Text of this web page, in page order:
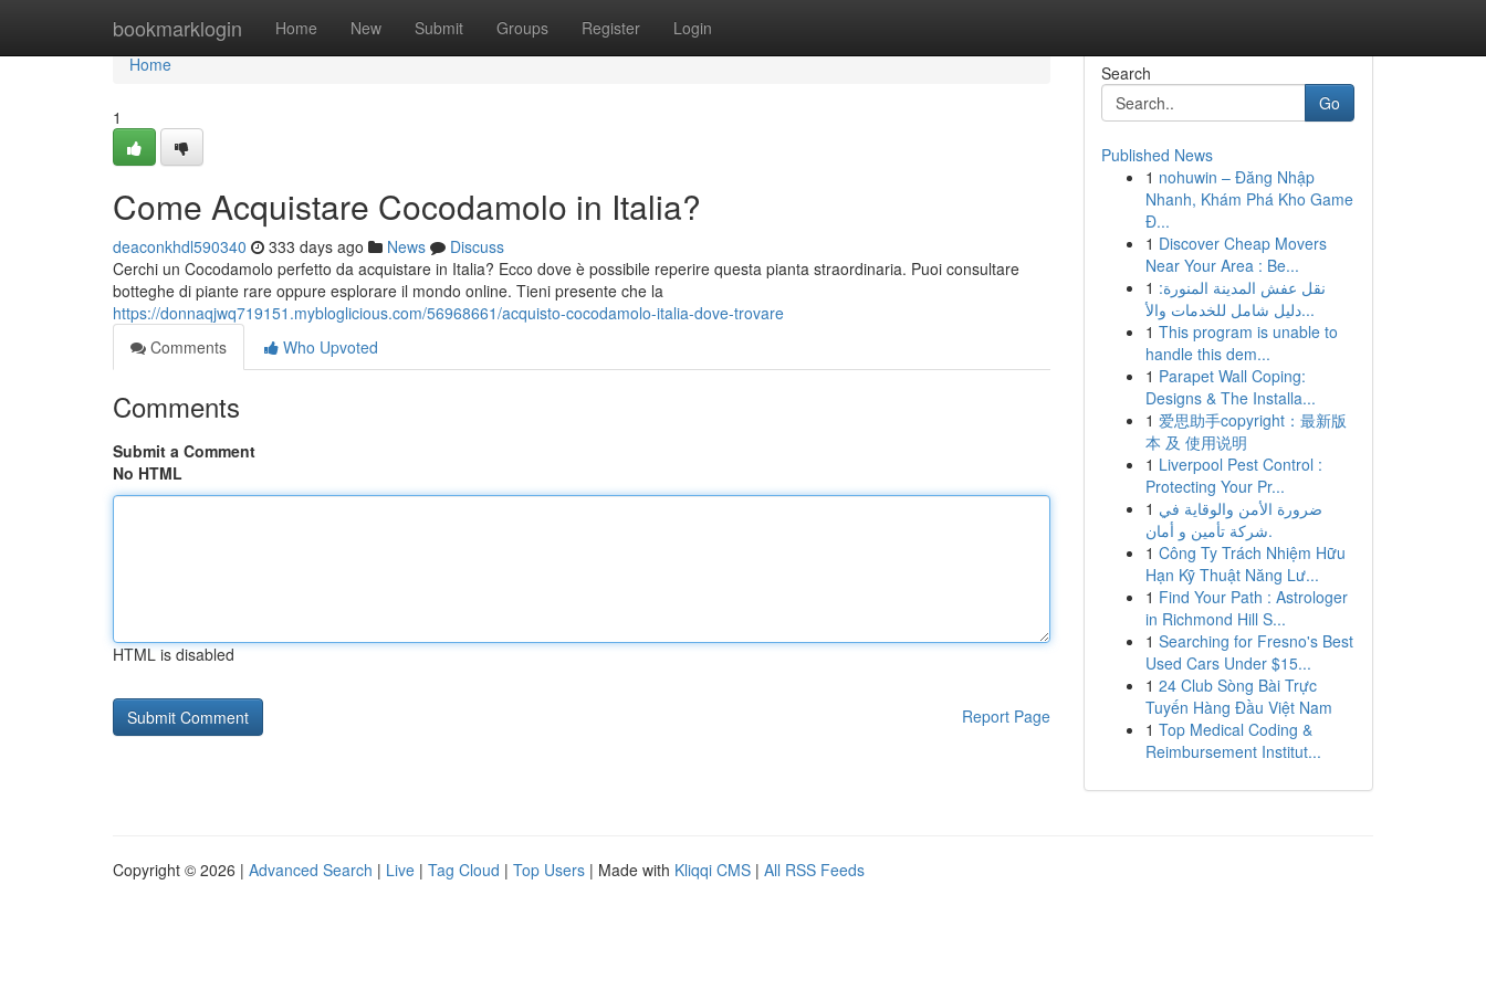
bookmarklogin Home New Submit Groups Register Login
Home
Home
1
Come Acquistare Cocodamolo in Italia?
deaconkhdl590340 333 days ago News
Discuss
Cerchi un Cocodamolo perfetto da acquistare in Italia? Ecco dove è possibile reperire questa pianta straordinaria. Puoi consultare
botteghe di piante rare oppure esplorare il mondo online. Tieni presente che la
https://donnaqjwq719151.mybloglicious.com/56968661/acquisto-cocodamolo-italia-dove-trovare
Comments
Who Upvoted
Comments
Submit a Comment
No HTML
HTML is disabled
Report Page
Search
Go
Published News
1 nohuwin – Đăng Nhập
Nhanh, Khám Phá Kho Game
Đ...
1 Discover Cheap Movers
Near Your Area : Be...
1 نقل عفش المدينة المنورة:
دليل شامل للخدمات والأ...
1 This program is unable to
handle this dem...
1 Parapet Wall Coping:
Designs & The Installa...
1 爱思助手copyright：最新版
本 及 使用说明
1 Liverpool Pest Control :
Protecting Your Pr...
1 ضرورة الأمن والوقاية في
شركة تأمين و أمان.
1 Công Ty Trách Nhiệm Hữu
Hạn Kỹ Thuật Năng Lư...
1 Find Your Path : Astrologer
in Richmond Hill S...
1 Searching for Fresno's Best
Used Cars Under $15...
1 24 Club Sòng Bài Trực
Tuyến Hàng Đầu Việt Nam
1 Top Medical Coding &
Reimbursement Institut...
Copyright © 2026 | Advanced Search | Live | Tag Cloud | Top Users | Made with Kliqqi CMS | All RSS Feeds